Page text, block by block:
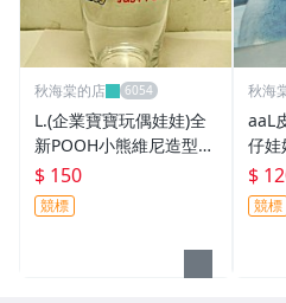
秋海棠的店
L.(企業寶寶玩偶娃娃)全
新POOH小熊維尼造型真
空罐(瓶)!--提供給需要的
人!/6房樂箱42/-P
$ 150
競標
秋海
aaL
仔娃
6年
王企
3年
$
競標